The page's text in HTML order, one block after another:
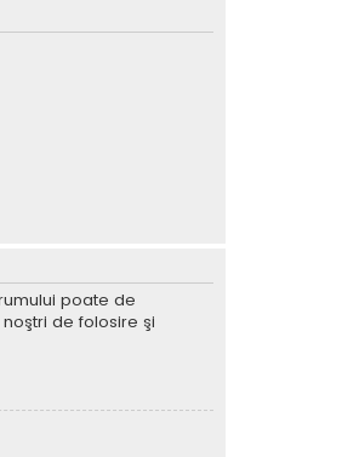
poate de
de folosire şi